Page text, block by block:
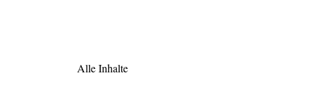
Alle Inhalte